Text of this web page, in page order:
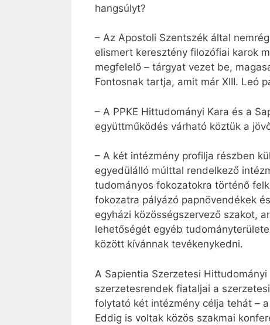
hangsúlyt?
– Az Apostoli Szentszék által
elismert keresztény filozófiai karok
megfelelő – tárgyat vezet be,
Fontosnak tartja, amit már XIII. Leó
– A PPKE Hittudományi Kara és a
együttműködés várható köztük a
– A két intézmény profilja részben
egyedülálló múlttal rendelkező
tudományos fokozatokra történő
fokozatra pályázó papnövendékek
egyházi közösségszervező szakot,
lehetőségét egyéb
között kívánnak tevékenykedni.
A Sapientia Szerzetesi
szerzetesrendek fiataljai a
folytató két intézmény célja tehát –
Eddig is voltak közös szakmai